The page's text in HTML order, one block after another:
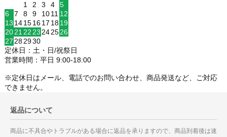
1
2 3 4
5
6
7 8 9 1011 12
13 14151617 1819
2021 22 23 242526
27 282930
定休日：土・日/祝祭日
営業時間：平日 9:00-18:00
※定休日はメール、電話でのお問い合わせ、商品発送など、ご対応
できません。
返品について
商品に不具合やトラブルがある場合に返品を承りますので、商品到着後は速